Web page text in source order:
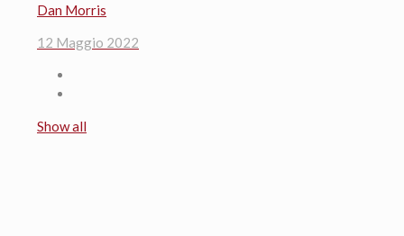
Dan Morris
12 Maggio 2022
Show all